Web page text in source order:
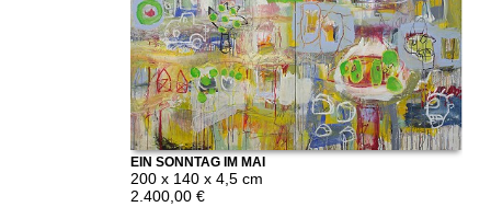
EIN SONNTAG IM MAI
200 x 140 x 4,5 cm
2.400,00 €